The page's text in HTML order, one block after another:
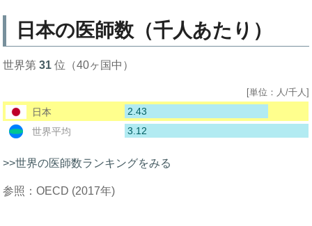
日本の医師数（千人あたり）
世界第31 位（40ヶ国中）
[単位：人/千人]
日本
2.43
世界平均
3.12
>>世界の医師数ランキングをみる
参照：OECD (2017年)